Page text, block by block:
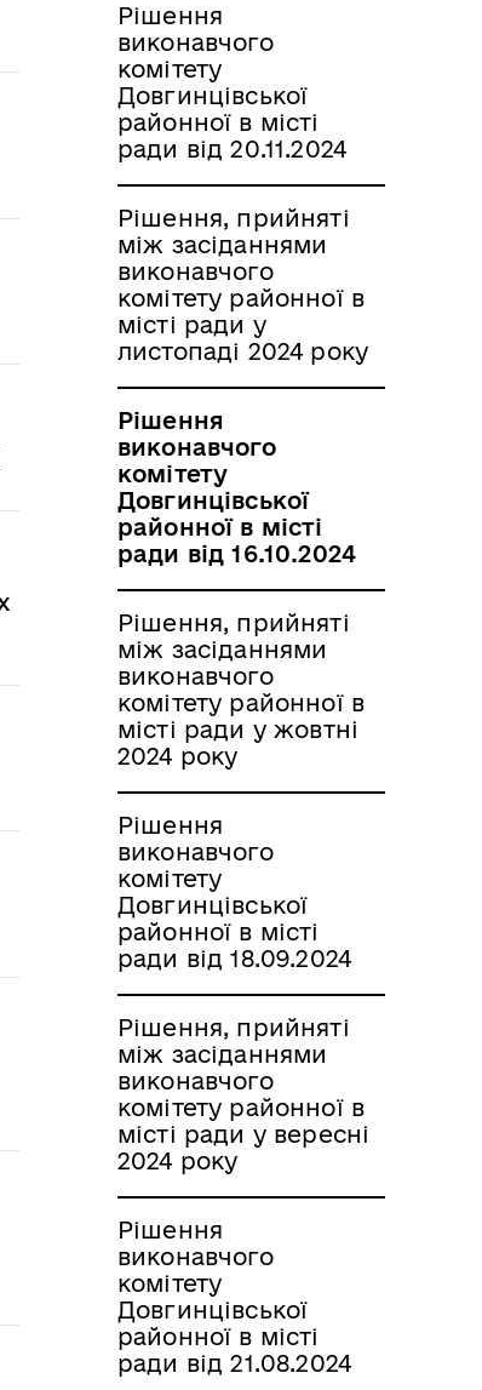
Рішення
виконавчого
комітету
Довгинцівської
районної в місті
ради від 20.11.2024
Рішення, прийняті
між засіданнями
виконавчого
комітету районної в
місті ради у
листопаді 2024 року
Рішення
виконавчого
комітету
Довгинцівської
районної в місті
ради від 16.10.2024
Рішення, прийняті
між засіданнями
виконавчого
комітету районної в
місті ради у жовтні
2024 року
Рішення
виконавчого
комітету
Довгинцівської
районної в місті
ради від 18.09.2024
Рішення, прийняті
між засіданнями
виконавчого
комітету районної в
місті ради у вересні
2024 року
Рішення
виконавчого
комітету
Довгинцівської
районної в місті
ради від 21.08.2024